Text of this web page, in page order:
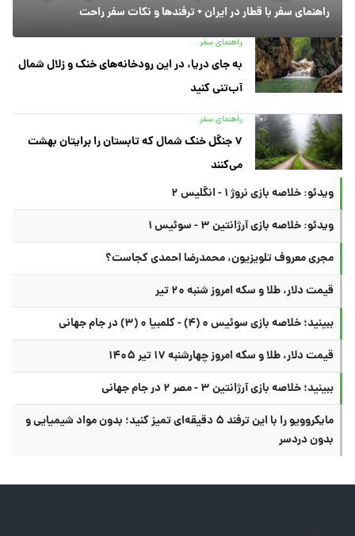
راهنمای سفر با قطار در ایران + ترفندها و نکات سفر راحت
راهنمای سفر
به جای دریا، در این رودخانه‌های خنک و زلال شمال
آب‌تنی کنید
راهنمای سفر
۷ جنگل خنک شمال که تابستان را برایتان بهشت
می‌کنند
ویدئو: خلاصه بازی نروژ ۱ - انگلیس ۲
ویدئو: خلاصه بازی آرژانتین ۳ - سوئیس ۱
مجری معروف تلویزیون، محمدرضا احمدی کجاست؟
قیمت دلار، طلا و سکه امروز شنبه ۲۰ تیر
ببینید؛ خلاصه بازی سوئیس ۰ (۴) - کلمبیا ۰ (۳) در جام جهانی
قیمت دلار، طلا و سکه امروز چهارشنبه ۱۷ تیر ۱۴۰۵
ببینید؛ خلاصه بازی آرژانتین ۳ - مصر ۲ در جام جهانی
مایکروویو را با این ترفند ۵ دقیقه‌ای تمیز کنید؛ بدون مواد شیمیایی و
بدون دردسر